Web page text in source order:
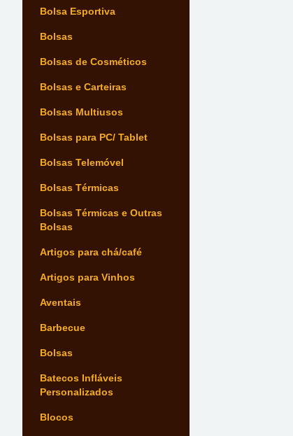
Bolsa Esportiva
Bolsas
Bolsas de Cosméticos
Bolsas e Carteiras
Bolsas Multiusos
Bolsas para PC/ Tablet
Bolsas Telemóvel
Bolsas Térmicas
Bolsas Térmicas e Outras
Bolsas
Artigos para chá/café
Artigos para Vinhos
Aventais
Barbecue
Bolsas
Batecos Infláveis
Personalizados
Blocos